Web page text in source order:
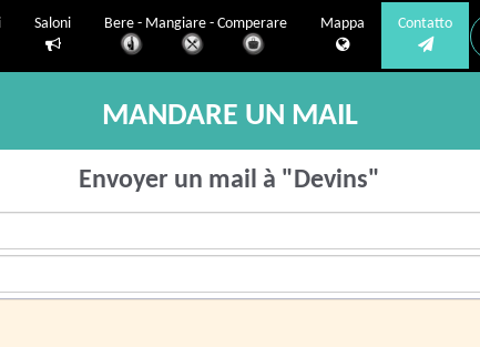
Saloni Bere - Mangiare - Comperare Mappa Contatto
MANDARE UN MAIL
Envoyer un mail à "Devins"